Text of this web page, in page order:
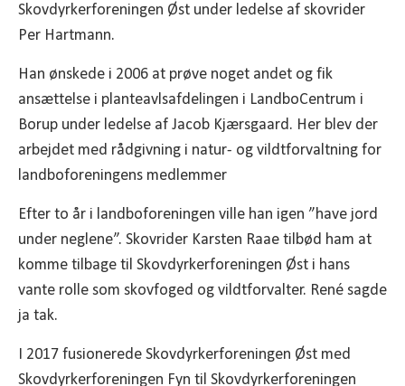
Skovdyrkerforeningen Øst under ledelse af skovrider
Per Hartmann.
Han ønskede i 2006 at prøve noget andet og fik
ansættelse i planteavlsafdelingen i LandboCentrum i
Borup under ledelse af Jacob Kjærsgaard. Her blev der
arbejdet med rådgivning i natur- og vildtforvaltning for
landboforeningens medlemmer
Efter to år i landboforeningen ville han igen ”have jord
under neglene”. Skovrider Karsten Raae tilbød ham at
komme tilbage til Skovdyrkerforeningen Øst i hans
vante rolle som skovfoged og vildtforvalter. René sagde
ja tak.
I 2017 fusionerede Skovdyrkerforeningen Øst med
Skovdyrkerforeningen Fyn til Skovdyrkerforeningen